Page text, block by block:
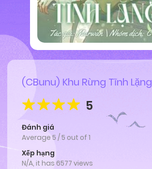
(CBunu) Khu Rừng Tĩnh Lặng
5
Đánh giá
Average 5 /5 out of 1
Xếp hạng
N/A, it has 6577 views